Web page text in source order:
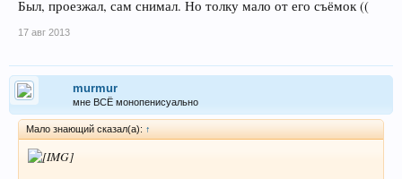
Был, проезжал, сам снимал. Но толку мало от его съёмок ((
17 авг 2013
murmur
мне ВСЁ монопенисуально
Мало знающий сказал(а): ↑